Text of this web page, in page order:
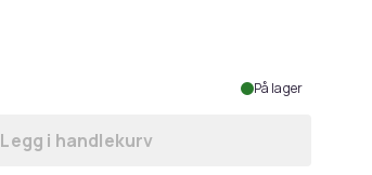
På lager
Legg Disney Mens The Nightmare
Legg i handlekurv